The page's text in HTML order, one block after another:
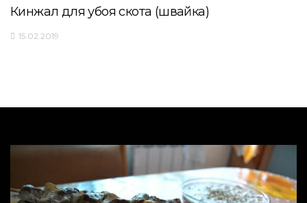
Кинжал для убоя скота (швайка)
15.02.2019